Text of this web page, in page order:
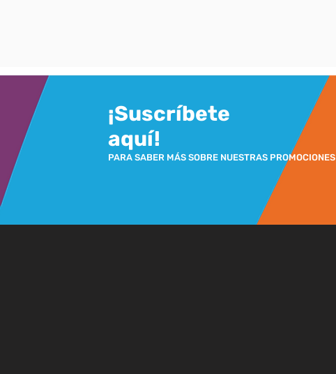
¡Suscríbete
aquí!
PARA SABER MÁS SOBRE NUESTRAS PROMOCIONES